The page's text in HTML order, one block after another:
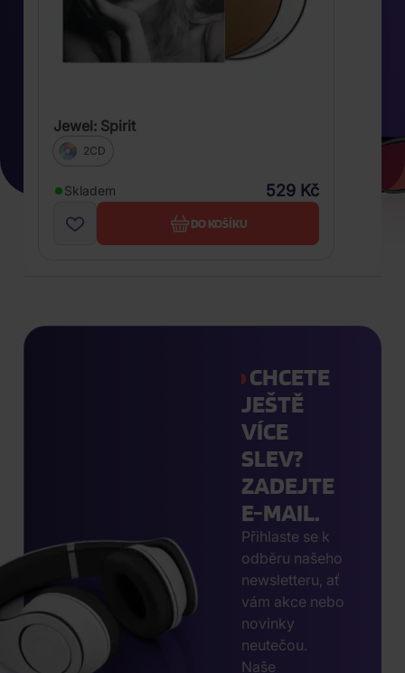
Jewel: Spirit
2CD
Skladem 529 Kč
DO KOŠÍKU
CHCETE
JEŠTĚ
VÍCE
SLEV?
ZADEJTE
E-MAIL.
Přihlaste se k
odběru našeho
newsletteru, ať
vám akce nebo
novinky
neutečou.
Naše